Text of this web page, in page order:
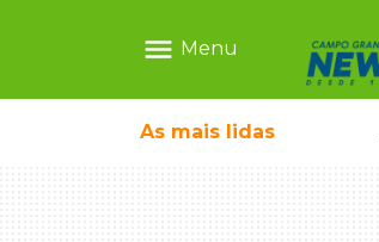
menu Menu
As mais lidas
ganhar dia oficial em MS